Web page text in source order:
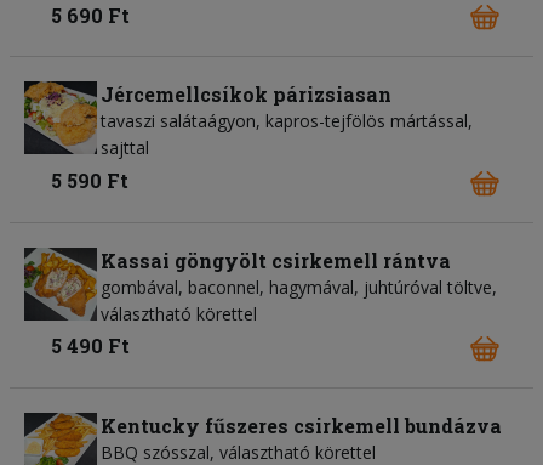
5 690 Ft
Jércemellcsíkok párizsiasan
tavaszi salátaágyon, kapros-tejfölös mártással,
sajttal
5 590 Ft
Kassai göngyölt csirkemell rántva
gombával, baconnel, hagymával, juhtúróval töltve,
választható körettel
5 490 Ft
Kentucky fűszeres csirkemell bundázva
BBQ szósszal, választható körettel